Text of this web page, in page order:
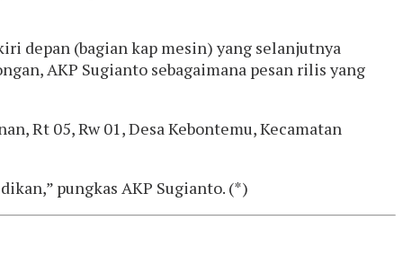
depan (bagian kap mesin) yang selanjutnya
AKP Sugianto sebagaimana pesan rilis yang
Rt 05, Rw 01, Desa Kebontemu, Kecamatan
pungkas AKP Sugianto. (*)